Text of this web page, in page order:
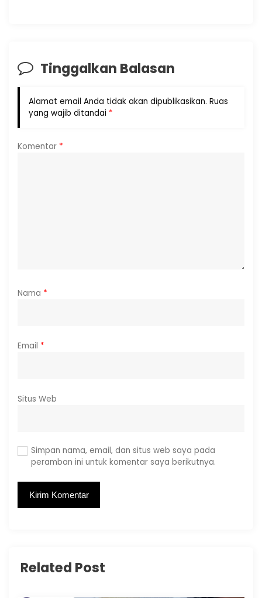
Tinggalkan Balasan
Alamat email Anda tidak akan dipublikasikan. Ruas
yang wajib ditandai *
Komentar *
Nama *
Email *
Situs Web
Simpan nama, email, dan situs web saya pada
peramban ini untuk komentar saya berikutnya.
Related Post